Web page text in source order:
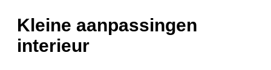
Kleine aanpassingen
interieur